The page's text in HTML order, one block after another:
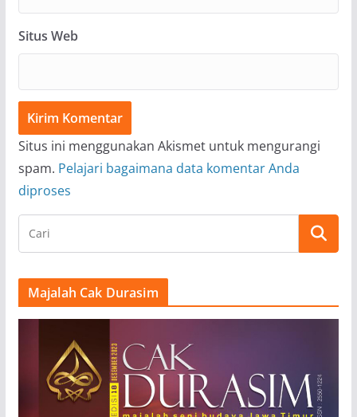
Situs Web
Situs ini menggunakan Akismet untuk mengurangi
spam. Pelajari bagaimana data komentar Anda
diproses
Majalah Cak Durasim